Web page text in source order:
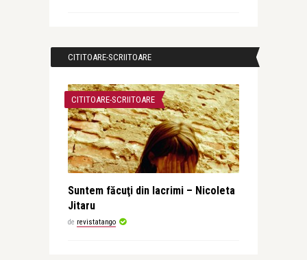
CITITOARE-SCRIITOARE
CITITOARE-SCRIITOARE
Suntem făcuţi din lacrimi – Nicoleta
Jitaru
de revistatango